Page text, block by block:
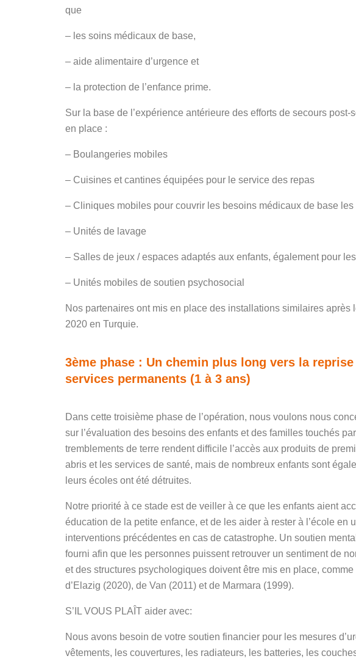
que
– les soins médicaux de base,
– aide alimentaire d’urgence et
– la protection de l’enfance prime.
Sur la base de l’expérience antérieure des efforts de secours
en place :
– Boulangeries mobiles
– Cuisines et cantines équipées pour le service des repas
– Cliniques mobiles pour couvrir les besoins médicaux de base les
– Unités de lavage
– Salles de jeux / espaces adaptés aux enfants, également pour
– Unités mobiles de soutien psychosocial
Nos partenaires ont mis en place des installations similaires après
2020 en Turquie.
3ème phase : Un chemin plus long vers la
services permanents (1 à 3 ans)
Dans cette troisième phase de l’opération, nous voulons nous
sur l’évaluation des besoins des enfants et des familles touchés
tremblements de terre rendent difficile l’accès aux produits de
abris et les services de santé, mais de nombreux enfants sont
leurs écoles ont été détruites.
Notre priorité à ce stade est de veiller à ce que les enfants aient
éducation de la petite enfance, et de les aider à rester à l’école en
interventions précédentes en cas de catastrophe. Un soutien
fourni afin que les personnes puissent retrouver un sentiment de
et des structures psychologiques doivent être mis en place,
d’Elazig (2020), de Van (2011) et de Marmara (1999).
S’IL VOUS PLAÎT aider avec:
Nous avons besoin de votre soutien financier pour les mesures
vêtements, les couvertures, les radiateurs, les batteries, les